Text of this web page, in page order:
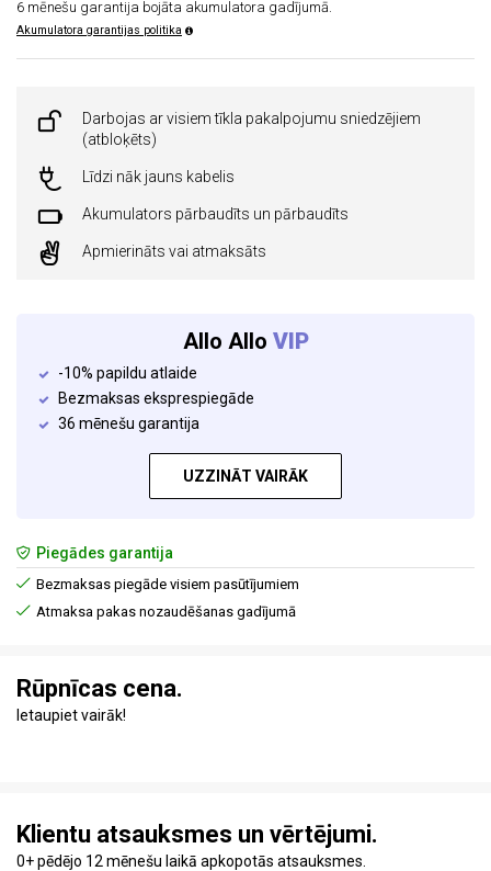
6 mēnešu garantija bojāta akumulatora gadījumā.
Akumulatora garantijas politika
Darbojas ar visiem tīkla pakalpojumu sniedzējiem
(atbloķēts)
Līdzi nāk jauns kabelis
Akumulators pārbaudīts un pārbaudīts
Apmierināts vai atmaksāts
Allo Allo VIP
-10% papildu atlaide
Bezmaksas eksprespiegāde
36 mēnešu garantija
UZZINĀT VAIRĀK
Piegādes garantija
Bezmaksas piegāde visiem pasūtījumiem
Atmaksa pakas nozaudēšanas gadījumā
Rūpnīcas cena.
Ietaupiet vairāk!
Klientu atsauksmes un vērtējumi.
0+ pēdējo 12 mēnešu laikā apkopotās atsauksmes.